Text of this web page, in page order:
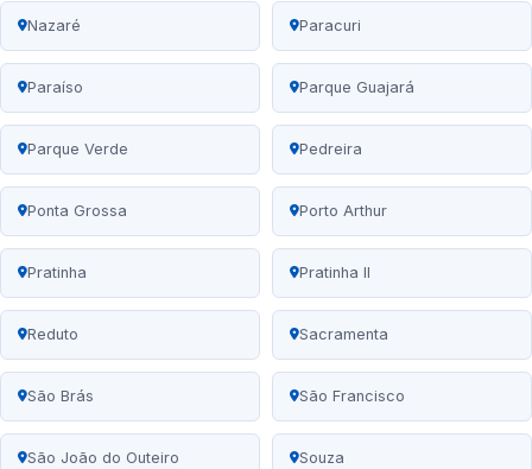
Nazaré Paracuri
Paraíso Parque Guajará
Parque Verde Pedreira
Ponta Grossa Porto Arthur
Pratinha Pratinha II
Reduto Sacramenta
São Brás São Francisco
São João do Outeiro Souza